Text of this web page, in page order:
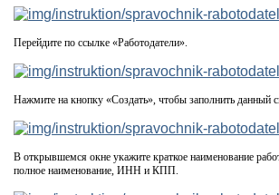
Перейдите по ссылке «Работодатели».
Нажмите на кнопку «Создать», чтобы заполнить данный
В открывшемся окне укажите краткое наименование
полное наименование, ИНН и КПП.